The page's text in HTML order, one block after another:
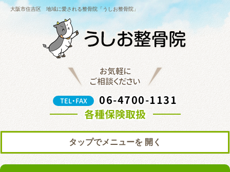
大阪市住吉区 地域に愛される整骨院「うしお整骨院」
お気軽に
ご相談ください
TEL・FAX
06-4700-1131
各種保険取扱
タップでメニューを